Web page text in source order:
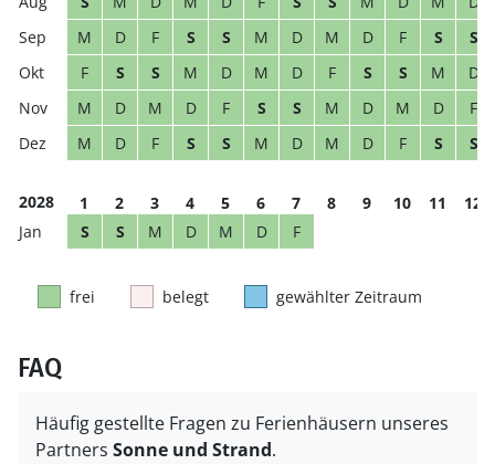
M
D F S S M D M D F S
S
F
S S M D M D F S S M
D
M
D M D F S S M D M D
F
M
D F S S M D M D F S S
2028 1 2 3 4 5 6 7 8 9 10 11
12
S
S M D M D F
frei belegt gewählter Zeitraum
FAQ
Häufig gestellte Fragen zu Ferienhäusern unseres
Partners Sonne und Strand.